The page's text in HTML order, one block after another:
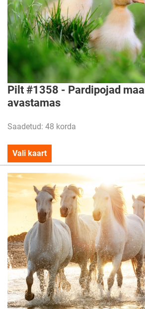
Pilt #1358 - Pardipojad
avastamas
Saadetud: 48 korda
Vali kaart